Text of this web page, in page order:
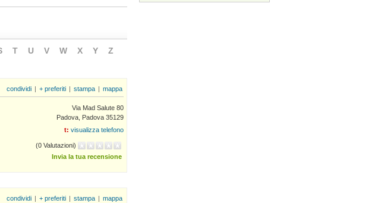
T U V W X Y Z
condividi + preferiti stampa mappa
Via Mad Salute 80
Padova, Padova 35129
t: visualizza telefono
(0 Valutazioni)
Invia la tua recensione
condividi + preferiti stampa mappa